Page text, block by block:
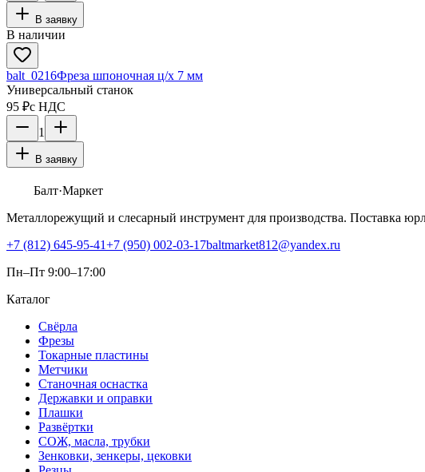
В заявку
В наличии
balt_0216Фреза шпоночная ц/х 7 мм
Универсальный станок
95 ₽с НДС
1
В заявку
Балт·Маркет
Металлорежущий и слесарный инструмент для производства. Поставка
+7 (812) 645-95-41+7 (950) 002-03-17baltmarket812@yandex.ru
Пн–Пт 9:00–17:00
Каталог
Свёрла
Фрезы
Токарные пластины
Метчики
Станочная оснастка
Державки и оправки
Плашки
Развёртки
СОЖ, масла, трубки
Зенковки, зенкеры, цековки